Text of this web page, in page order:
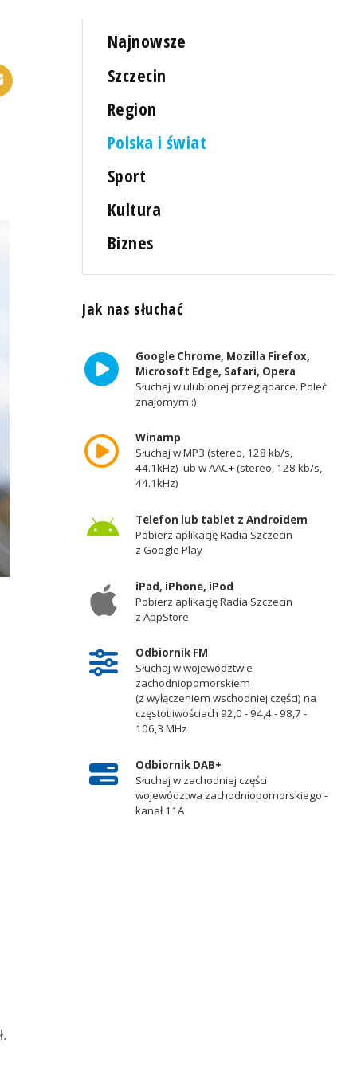
Najnowsze
Szczecin
Region
Polska i świat
Sport
Kultura
Biznes
Jak nas słuchać
Google Chrome, Mozilla Firefox,
Microsoft Edge, Safari, Opera
Słuchaj w ulubionej przeglądarce. Poleć
znajomym :)
Winamp
Słuchaj w MP3 (stereo, 128 kb/s,
44.1kHz) lub w AAC+ (stereo, 128 kb/s,
44.1kHz)
Telefon lub tablet z Androidem
Pobierz aplikację Radia Szczecin
z Google Play
iPad, iPhone, iPod
Pobierz aplikację Radia Szczecin
z AppStore
Odbiornik FM
Słuchaj w województwie
zachodniopomorskiem
(z wyłączeniem wschodniej części) na
częstotliwościach 92,0 - 94,4 - 98,7 -
106,3 MHz
Odbiornik DAB+
Słuchaj w zachodniej części
województwa zachodniopomorskiego -
kanał 11A